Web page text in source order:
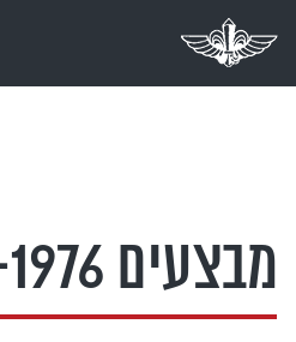
מבצעים 1967-1976